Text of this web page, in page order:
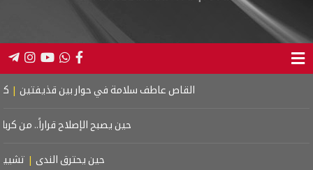
القاص عاطف سلامة في حوار بين قذيفتين | كتاب
حين يصبح الإصلاح قراراً.. من
حين يحترق الندى | تشييع